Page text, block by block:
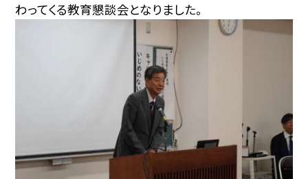
わってくる教育懇談会となりました。